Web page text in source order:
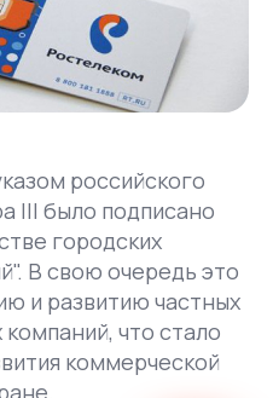
российского
III было подписано
городских
В свою очередь это
и развитию частных
что стало
коммерческой